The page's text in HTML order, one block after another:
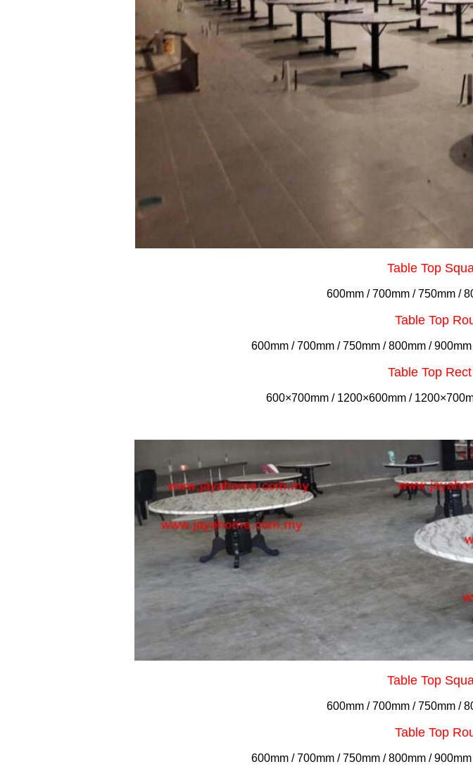
Table Top
600mm / 700mm / 750mm /
Table Top
600mm / 700mm / 750mm / 800mm /
Table Top
600×700mm / 1200×600mm /
Table Top
600mm / 700mm / 750mm /
Table Top
600mm / 700mm / 750mm / 800mm /